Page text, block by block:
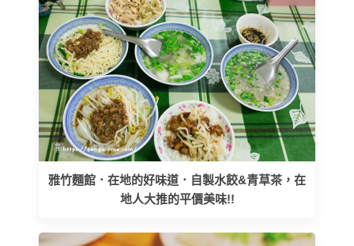
雅竹麵館．在地的好味道．自製水餃&青草茶，在
地人大推的平價美味!!